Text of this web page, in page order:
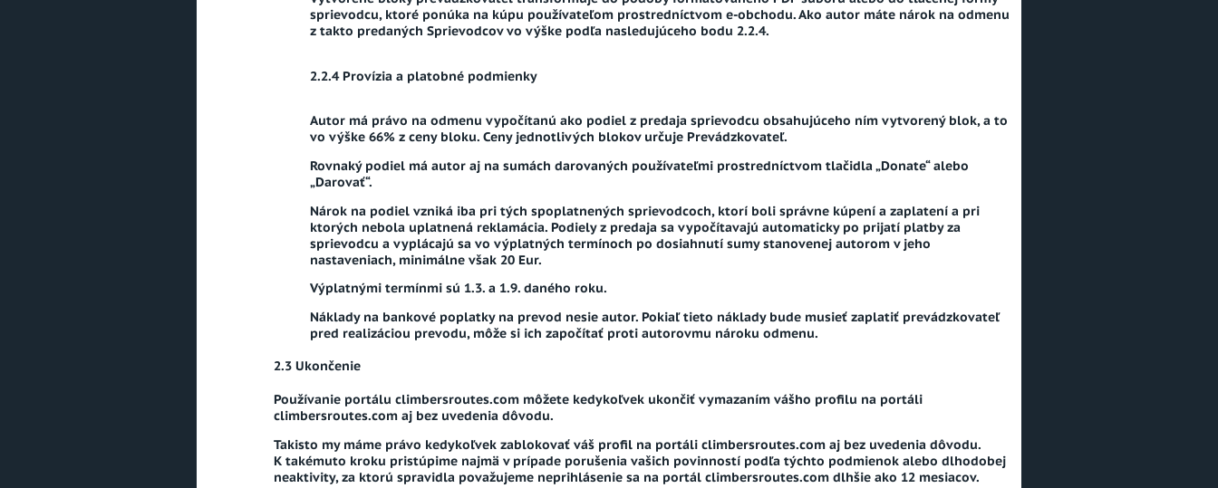
sprievodcu, ktoré ponúka na kúpu používateľom prostredníctvom e-obchodu. Ako autor máte nárok na odmenu
z takto predaných Sprievodcov vo výške podľa nasledujúceho bodu 2.2.4.
Provízia a platobné podmienky
Autor má právo na odmenu vypočítanú ako podiel z predaja sprievodcu obsahujúceho ním vytvorený blok, a to
vo výške 66% z ceny bloku. Ceny jednotlivých blokov určuje Prevádzkovateľ.
Rovnaký podiel má autor aj na sumách darovaných používateľmi prostredníctvom tlačidla „Donate“ alebo
„Darovať“.
Nárok na podiel vzniká iba pri tých spoplatnených sprievodcoch, ktorí boli správne kúpení a zaplatení a pri
ktorých nebola uplatnená reklamácia. Podiely z predaja sa vypočítavajú automaticky po prijatí platby za
sprievodcu a vyplácajú sa vo výplatných termínoch po dosiahnutí sumy stanovenej autorom v jeho
nastaveniach, minimálne však 20 Eur.
Výplatnými termínmi sú 1.3. a 1.9. daného roku.
Náklady na bankové poplatky na prevod nesie autor. Pokiaľ tieto náklady bude musieť zaplatiť prevádzkovateľ
pred realizáciou prevodu, môže si ich započítať proti autorovmu nároku odmenu.
Ukončenie
Používanie portálu climbersroutes.com môžete kedykoľvek ukončiť vymazaním vášho profilu na portáli
climbersroutes.com aj bez uvedenia dôvodu.
Takisto my máme právo kedykoľvek zablokovať váš profil na portáli climbersroutes.com aj bez uvedenia dôvodu.
K takémuto kroku pristúpime najmä v prípade porušenia vašich povinností podľa týchto podmienok alebo dlhodobej
neaktivity, za ktorú spravidla považujeme neprihlásenie sa na portál climbersroutes.com dlhšie ako 12 mesiacov.